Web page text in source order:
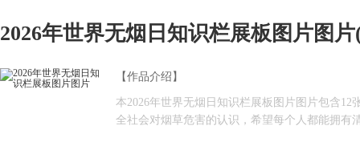
2026年世界无烟日知识栏展板图片图片
【作品介绍】
本2026年世界无烟日知识栏展板图片图片包含12
全社会对烟草危害的认识，希望每个人都能拥有